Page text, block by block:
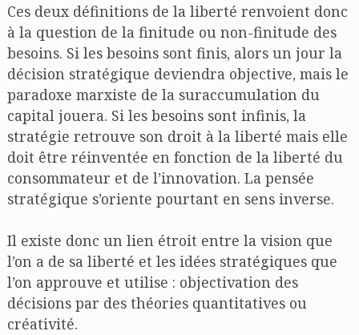
Ces deux définitions de la liberté renvoient donc
à la question de la finitude ou non-finitude des
besoins. Si les besoins sont finis, alors un jour la
décision stratégique deviendra objective, mais le
paradoxe marxiste de la suraccumulation du
capital jouera. Si les besoins sont infinis, la
stratégie retrouve son droit à la liberté mais elle
doit être réinventée en fonction de la liberté du
consommateur et de l’innovation. La pensée
stratégique s’oriente pourtant en sens inverse.
Il existe donc un lien étroit entre la vision que
l’on a de sa liberté et les idées stratégiques que
l’on approuve et utilise : objectivation des
décisions par des théories quantitatives ou
créativité.